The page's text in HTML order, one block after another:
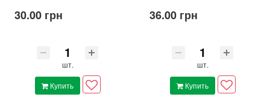
30.00 грн
шт.
Купить
36.00 грн
шт.
Купить